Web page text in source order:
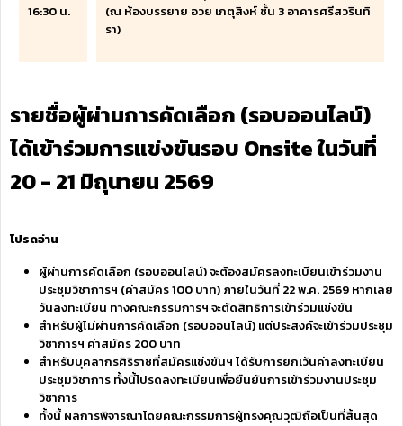
16:30 น.
(ณ ห้องบรรยาย อวย เกตุสิงห์ ชั้น 3 อาคารศรีสวรินทิ
รา)
รายชื่อผู้ผ่านการคัดเลือก (รอบออนไลน์)
ได้เข้าร่วมการแข่งขันรอบ Onsite ในวันที่
20 - 21 มิถุนายน 2569
โปรดอ่าน
ผู้ผ่านการคัดเลือก (รอบออนไลน์) จะต้องสมัครลงทะเบียนเข้าร่วมงาน
ประชุมวิชาการฯ (ค่าสมัคร 100 บาท) ภายในวันที่ 22 พ.ค. 2569 หากเลย
วันลงทะเบียน ทางคณะกรรมการฯ จะตัดสิทธิการเข้าร่วมแข่งขัน
สำหรับผู้ไม่ผ่านการคัดเลือก (รอบออนไลน์) แต่ประสงค์จะเข้าร่วมประชุม
วิชาการฯ ค่าสมัคร 200 บาท
สำหรับบุคลากรศิริราชที่สมัครแข่งขันฯ ได้รับการยกเว้นค่าลงทะเบียน
ประชุมวิชาการ ทั้งนี้โปรดลงทะเบียนเพื่อยืนยันการเข้าร่วมงานประชุม
วิชาการ
ทั้งนี้ ผลการพิจารณาโดยคณะกรรมการผู้ทรงคุณวุฒิถือเป็นที่สิ้นสุด